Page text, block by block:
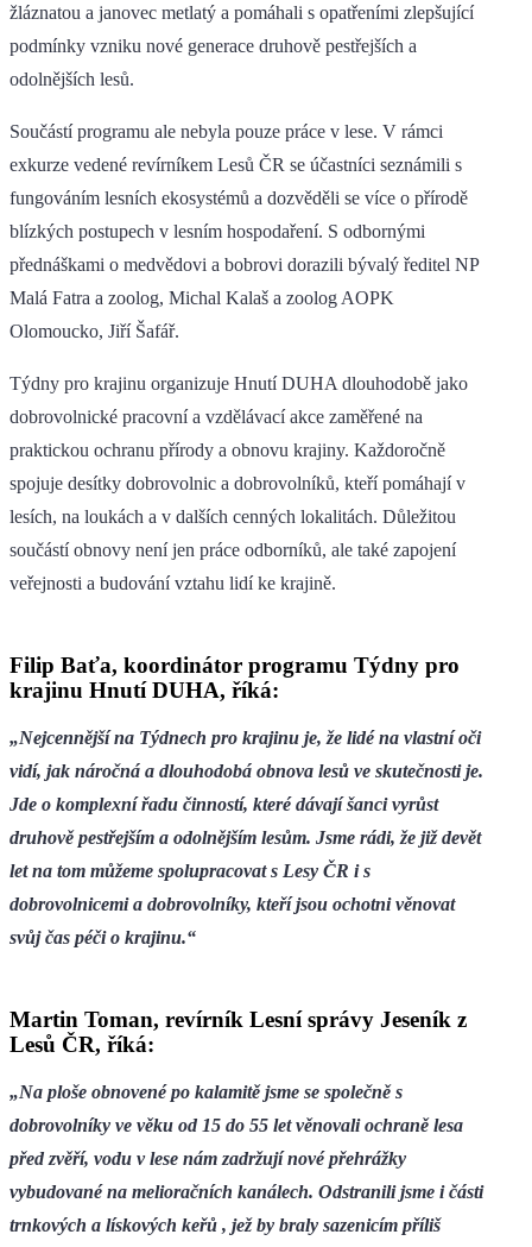
žláznatou a janovec metlatý a pomáhali s opatřeními zlepšující
podmínky vzniku nové generace druhově pestřejších a
odolnějších lesů.
Součástí programu ale nebyla pouze práce v lese. V rámci
exkurze vedené revírníkem Lesů ČR se účastníci seznámili s
fungováním lesních ekosystémů a dozvěděli se více o přírodě
blízkých postupech v lesním hospodaření. S odbornými
přednáškami o medvědovi a bobrovi dorazili bývalý ředitel NP
Malá Fatra a zoolog, Michal Kalaš a zoolog AOPK
Olomoucko, Jiří Šafář.
Týdny pro krajinu organizuje Hnutí DUHA dlouhodobě jako
dobrovolnické pracovní a vzdělávací akce zaměřené na
praktickou ochranu přírody a obnovu krajiny. Každoročně
spojuje desítky dobrovolnic a dobrovolníků, kteří pomáhají v
lesích, na loukách a v dalších cenných lokalitách. Důležitou
součástí obnovy není jen práce odborníků, ale také zapojení
veřejnosti a budování vztahu lidí ke krajině.
Filip Baťa, koordinátor programu Týdny pro
krajinu Hnutí DUHA, říká:
„Nejcennější na Týdnech pro krajinu je, že lidé na vlastní oči
vidí, jak náročná a dlouhodobá obnova lesů ve skutečnosti je.
Jde o komplexní řadu činností, které dávají šanci vyrůst
druhově pestřejším a odolnějším lesům. Jsme rádi, že již devět
let na tom můžeme spolupracovat s Lesy ČR i s
dobrovolnicemi a dobrovolníky, kteří jsou ochotni věnovat
svůj čas péči o krajinu.“
Martin Toman, revírník Lesní správy Jeseník z
Lesů ČR, říká:
„Na ploše obnovené po kalamitě jsme se společně s
dobrovolníky ve věku od 15 do 55 let věnovali ochraně lesa
před zvěří, vodu v lese nám zadržují nové přehrážky
vybudované na melioračních kanálech. Odstranili jsme i části
trnkových a lískových keřů , jež by braly sazenicím příliš